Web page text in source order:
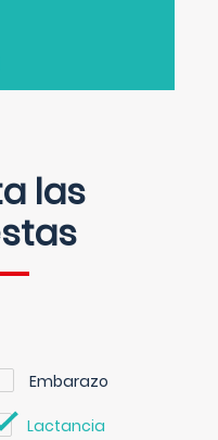
las
Embarazo
Lactancia